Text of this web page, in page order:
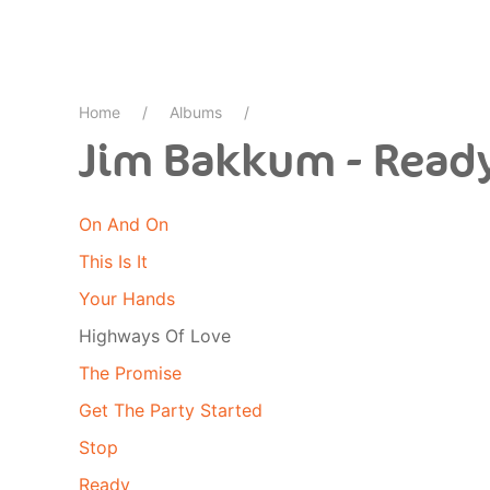
Home Albums
Jim Bakkum -
On And On
This Is It
Your Hands
Highways Of Love
The Promise
Get The Party Started
Stop
Ready